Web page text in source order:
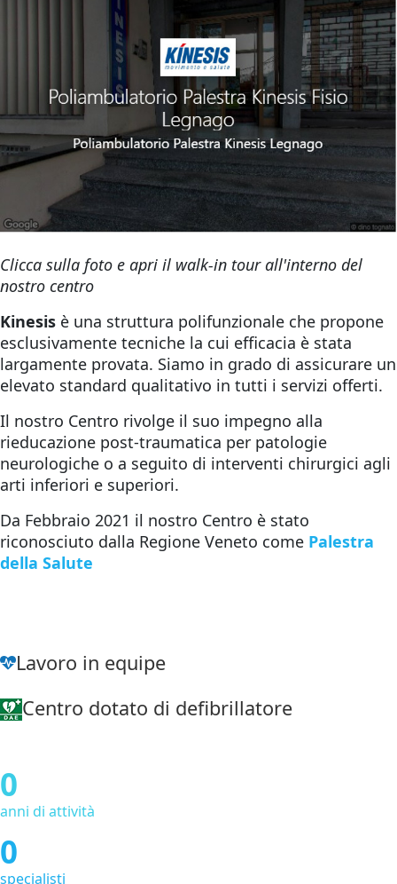
Clicca sulla foto e apri il walk-in tour all'interno del
nostro centro
Kinesis è una struttura polifunzionale che propone
esclusivamente tecniche la cui efficacia è stata
largamente provata. Siamo in grado di assicurare un
elevato standard qualitativo in tutti i servizi offerti.
Il nostro Centro rivolge il suo impegno alla
rieducazione post-traumatica per patologie
neurologiche o a seguito di interventi chirurgici agli
arti inferiori e superiori.
Da Febbraio 2021 il nostro Centro è stato
riconosciuto dalla Regione Veneto come Palestra
della Salute
Lavoro in equipe
Centro dotato di defibrillatore
0
anni di attività
0
specialisti